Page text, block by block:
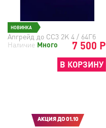
НОВИНКА
Апгрейд до СС3 2K 4 / 64Гб
7 500 Р
Наличие Много
В КОРЗИНУ
АКЦИЯ ДО 01.10